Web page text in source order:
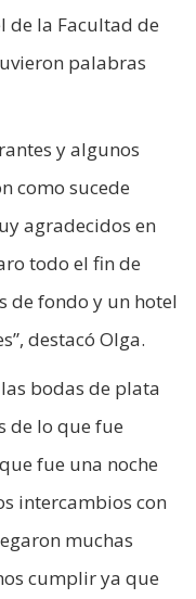
de la Facultad de
palabras
y algunos
como sucede
agradecidos en
todo el fin de
de fondo y un hotel
destacó Olga.
bodas de plata
de lo que fue
fue una noche
intercambios con
muchas
cumplir ya que